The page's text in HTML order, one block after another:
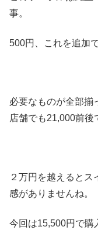
事。
500円、これを追加で
必要なものが全部揃
店舗でも21,000前後
２万円を越えると
感がありませんね。
今回は15,500円で購